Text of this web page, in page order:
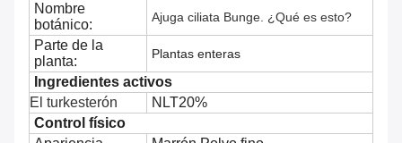
Nombre
botánico:
Ajuga ciliata Bunge. ¿Qué es esto?
Parte de la
planta:
Plantas enteras
Ingredientes activos
El turkesterón
NLT20%
Control físico